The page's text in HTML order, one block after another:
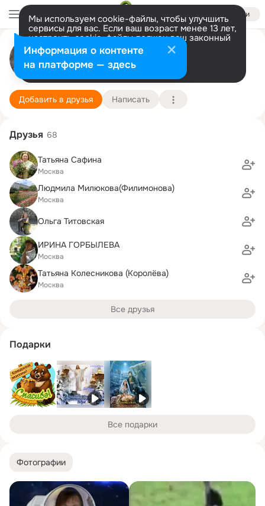
Войти
Мы используем cookie-файлы, чтобы улучшить
сервисы для вас. Если ваш возраст менее 13 лет,
настроить cookie-файлы должен ваш законный
представитель. Больше информации
Разрешить все Настроить
Екатерина Екатерина
Москва 1 января Подробнее
Добавить в друзья Написать
Фотографии
Друзья 68
Татьяна Сафина
Москва
Людмила Mилюкова(Филимонова)
Москва
Ольга Титовская
ИРИНА ГОРБЫЛЕВА
Москва
Татьяна Колесникова (Королёва)
Москва
Все друзья
Подарки
Все подарки
Информация о контенте
на платформе — здесь